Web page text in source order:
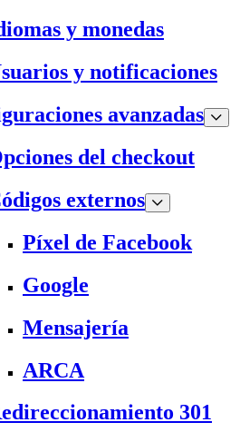
y monedas
y notificaciones
avanzadas
del checkout
externos
Píxel de Facebook
Google
Mensajería
ARCA
301